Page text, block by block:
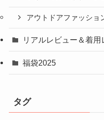
アウトドアファッショ
リアルレビュー＆着用
福袋2025
タグ